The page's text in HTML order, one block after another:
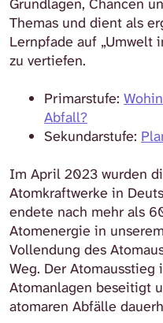
Grundlagen, Chancen
Themas und dient als
Lernpfade auf „Umwelt
zu vertiefen.
Primarstufe:
Abfall?
Sekundarstufe:
Im April 2023 wurden
Atomkraftwerke in
endete nach mehr als
Atomenergie in
Vollendung des
Weg. Der
Atomanlagen beseitigt
atomaren Abfälle